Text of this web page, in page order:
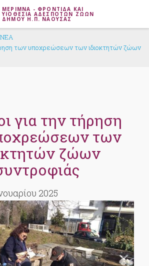
NEA
των υποχρεώσεων των ιδιοκτητών ζώων
για την τήρηση
των
ζώων
2025
ΜΕΡΙΜΝΑ - ΦΡΟΝΤΙΔΑ ΚΑΙ
ΥΙΟΘΕΣΙΑ ΑΔΕΣΠΟΤΩΝ ΖΩΩΝ
ΔΗΜΟΥ Η.Π. ΝΑΟΥΣΑΣ